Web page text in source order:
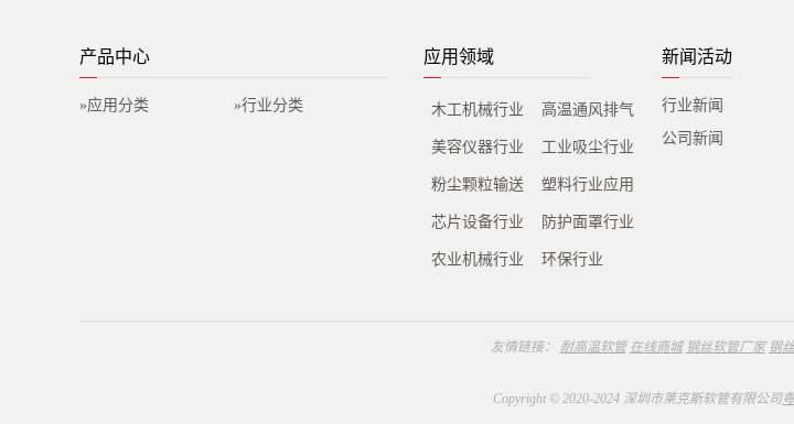
产品中心
»应用分类 »行业分类
应用领域
木工机械行业 高温通风排气
美容仪器行业 工业吸尘行业
粉尘颗粒输送 塑料行业应用
芯片设备行业 防护面罩行业
农业机械行业 环保行业
新闻活动
行业新闻
公司新闻
友情链接： 耐高温软管 在线商城 钢丝软管厂家 钢
Copyright © 2020-2024 深圳市莱克斯软管有限公司